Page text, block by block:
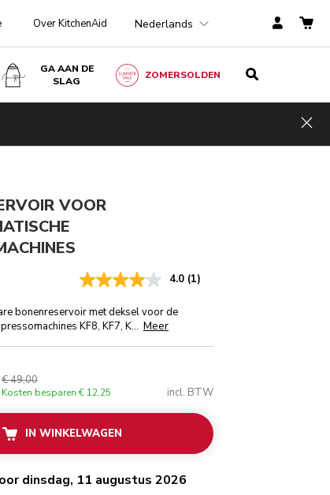
Over KitchenAid Nederlands
GA AAN DE
SLAG
ZOMERSOLDEN
€ 49,00
VOOR
4.0 (1)
bonenreservoir met deksel voor de
KF8, KF7, K... Meer
€ 49,00
Kosten besparen € 12,25 incl. BTW
IN WINKELWAGEN
dinsdag, 11 augustus 2026